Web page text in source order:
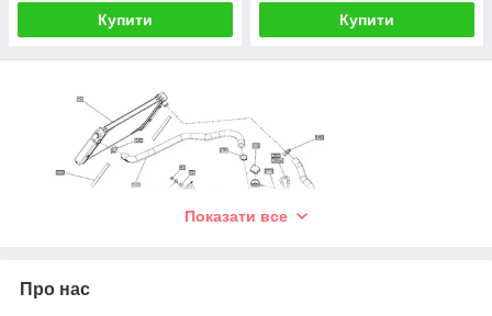
Купити Купити
Показати все
Про нас